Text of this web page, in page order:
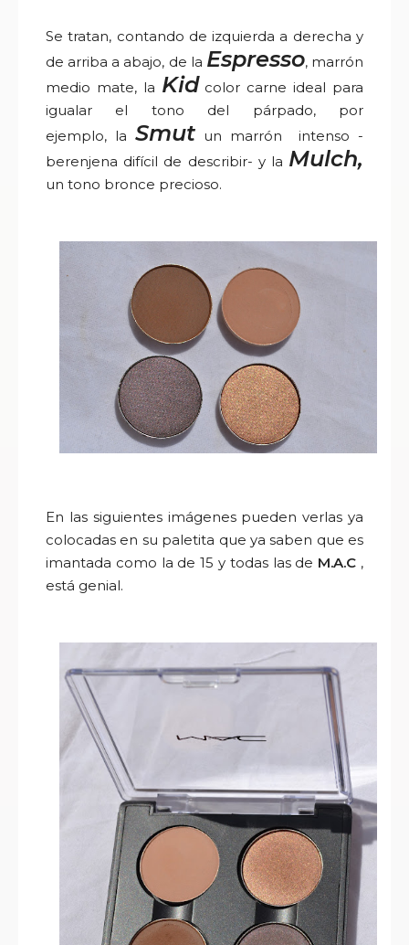
Se tratan, contando de izquierda a derecha y
de arriba a abajo, de la Espresso, marrón
medio mate, la Kidcolor carne ideal para
igualar el tono del párpado, por
ejemplo, la Smut un marrón intenso -
berenjena difícil de describir- y la Mulch,
un tono bronce precioso.
En las siguientes imágenes pueden verlas ya
colocadas en su paletita que ya saben que es
imantada como la de 15 y todas las de M.A.C ,
está genial.